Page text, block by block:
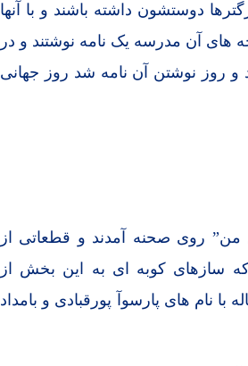
دوستشون داشته باشند و با آنها
های آن مدرسه یک نامه نوشتند و در
و روز نوشتن آن نامه شد روز جهانی
من” روی صحنه آمدند و قطعاتی از
سازهای کوبه ای به این بخش از
نام های پارسوآ پورقبادی و بامداد